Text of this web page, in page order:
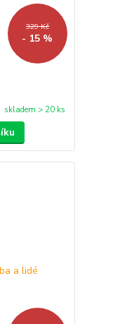
329 Kč
- 15 %
skladem > 20 ks